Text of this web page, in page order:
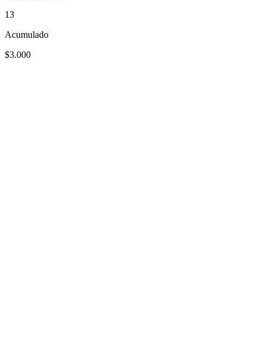
13
Acumulado
$3.000